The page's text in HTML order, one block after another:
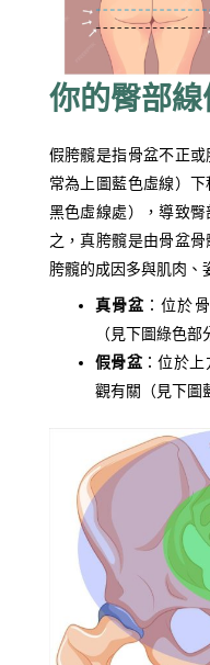
你的臀部線
假胯髖是指骨盆不正
常為上圖藍色虛線）
黑色虛線處），導致
之，真胯髖是由骨盆
胯髖的成因多與肌肉、
真骨盆 ：位於
（見下圖綠色部
假骨盆 ：位於
觀有關（見下圖